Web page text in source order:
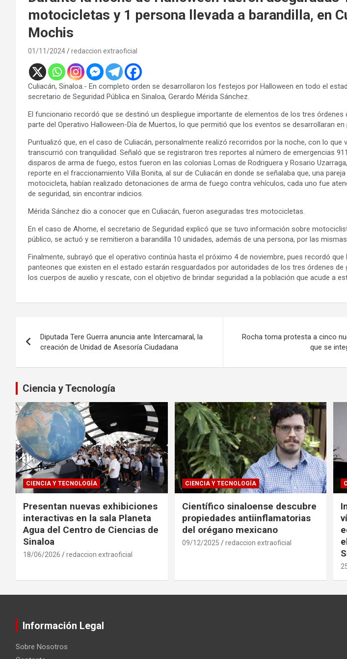
motocicletas y 1 persona llevada a barandilla, en
Mochis
01/11/2024 redaccion extraoficial
Culiacán, Sinaloa.- En completo orden se desarrollaron los festejos por Halloween en todo el
secretario de Seguridad Pública en Sinaloa, Gerardo Mérida Sánchez.
El funcionario recordó que se destinó un despliegue importante de elementos de los tres órdenes
parte del Operativo Halloween-Día de Muertos, lo que permitió que los eventos se desarrollaran en
Puntualizó que, en el caso de Culiacán, personalmente realizó recorridos por la noche, con lo que
transcurrió con tranquilidad. Señaló que se registraron tres reportes al número de emergencias
disparos de arma de fuego, estos fueron en las colonias Lomas de Rodriguera y Rosario
reporte en el fraccionamiento Villa Bonita, al sur de Culiacán en donde se señalaba que, una
motocicleta, habían realizado detonaciones de arma de fuego contra vehículos, cada uno fue
de seguridad, sin encontrar indicios.
Mérida Sánchez dio a conocer que en Culiacán, fueron aseguradas tres motocicletas.
En el caso de Ahome, el secretario de Seguridad explicó que se tuvo información sobre
público, se actuó y se remitieron a barandilla 10 unidades, además de una persona, por las
Finalmente, subrayó que el operativo continúa hasta el próximo 4 de noviembre, pues recordó que
panteones que existen en el estado estarán resguardados por autoridades de los tres órdenes de
los cuerpos de auxilio y rescate, con el objetivo de brindar seguridad a la población que acude a
de
entradas
Diputada Tere Guerra anuncia ante Intercamaral, la
creación de Unidad de Asesoría Ciudadana
Rocha toma protesta a cinco
que se
Ciencia y Tecnología
CIENCIA Y TECNOLOGÍA
Presentan nuevas exhibiciones
interactivas en la sala Planeta
Agua del Centro de Ciencias de
Sinaloa
18/06/2026 redaccion extraoficial
CIENCIA Y TECNOLOGÍA
Científico sinaloense descubre
propiedades antiinflamatorias
del orégano mexicano
09/12/2025 redaccion extraoficial
Información Legal
Sobre Nosotros